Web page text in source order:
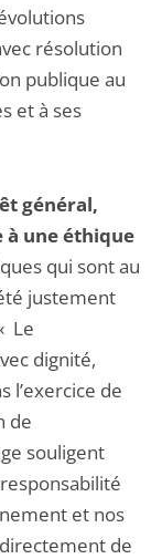
résolution
publique au
et à ses
général,
à une éthique
qui sont au
justement
Le
dignité,
l’exercice de
de
souligent
et nos
de